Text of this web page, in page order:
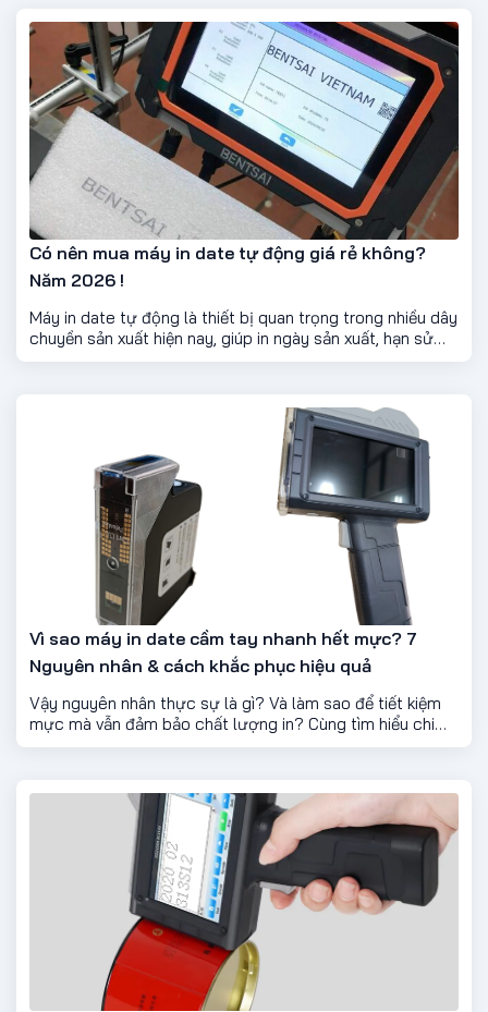
Có nên mua máy in date tự động giá rẻ không?
Năm 2026 !
Máy in date tự động là thiết bị quan trọng trong nhiều dây
chuyền sản xuất hiện nay, giúp in ngày sản xuất, hạn sử
dụng, số lô, mã vạch hay mã QR lên sản phẩm một cách
nên mua máy in date tự động giá rẻ không? Bài viết dưới
đây sẽ giúp bạn có cái nhìn khách quan trước khi đưa ra
quyết định.
Vì sao máy in date cầm tay nhanh hết mực? 7
Nguyên nhân & cách khắc phục hiệu quả
Vậy nguyên nhân thực sự là gì? Và làm sao để tiết kiệm
mực mà vẫn đảm bảo chất lượng in? Cùng tìm hiểu chi
tiết dưới đây.